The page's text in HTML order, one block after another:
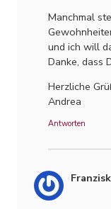
Manchmal
und ich will
Danke, dass
Herzliche
Andrea
Antworten